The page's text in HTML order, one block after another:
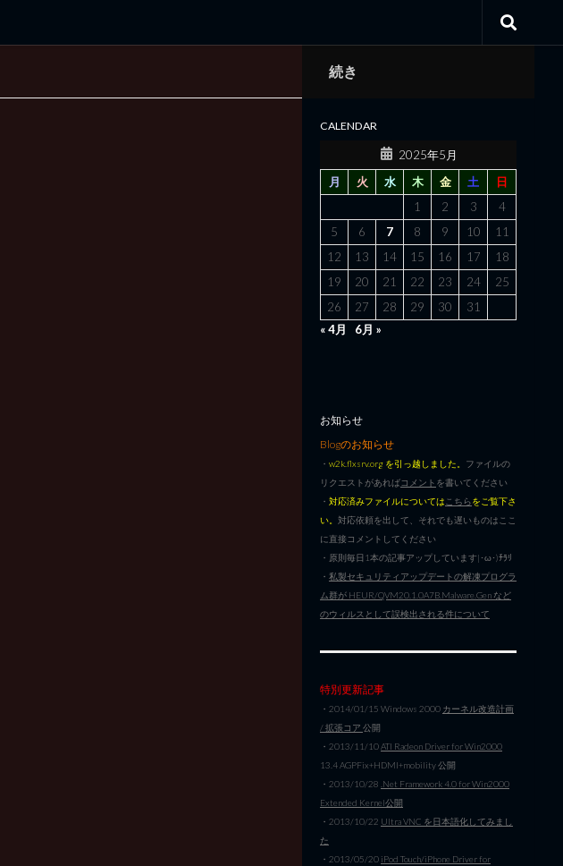
続き
CALENDAR
2025年5月
月
火 水 木 金 土
日
1
2 3
4
5
6 7 8 9 10
11
12
13 14 15 16 17
18
19
20 21 22 23 24
25
26
27 28 29 30
31
« 4月
6月 »
お知らせ
Blogのお知らせ
・ w2k.flxsrv.org を引っ越しました。 ファイルの
リクエストがあればコメント を書いてください
・ 対応済みファイルについては こちらをご覧下さ
い。 対応依頼を出して、それでも遅いものはここ
に直接コメントしてください
・原則毎日1本の記事アップしています|･ω･)ﾁﾗﾘ
・ 私製セキュリティアップデートの解凍プログラ
ム群が HEUR/QVM20.1.0A7B.Malware.Gen など
のウィルスとして誤検出される件について
特別更新記事
・2014/01/15 Windows 2000 カーネル改造計画
/ 拡張コア 公開
・2013/11/10ATI Radeon Driver for Win2000
13.4 AGPFix+HDMI+mobility 公開
・2013/10/28 .Net Framework 4.0 for Win2000
Extended Kernel公開
・2013/10/22 Ultra VNC を日本語化してみまし
た
・2013/05/20 iPod Touch/iPhone Driver for